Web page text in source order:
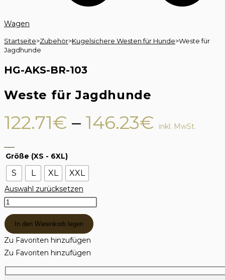
Wagen
Startseite>Zubehör>Kugelsichere Westen für Hunde>Weste für
Jagdhunde
HG-AKS-BR-103
Weste für Jagdhunde
122.71€ – 146.23€
inkl. MwSt.
Größe (XS - 6XL)
S L XL XXL
Auswahl zurücksetzen
Жилетка
за
ловно
куче
Menge
In den Warenkorb legen
Zu Favoriten hinzufügen
Zu Favoriten hinzufügen